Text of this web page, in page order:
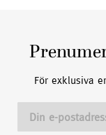
För exklusiva